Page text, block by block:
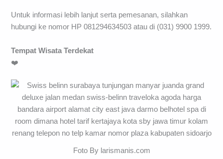
Untuk informasi lebih lanjut serta pemesanan, silahkan
hubungi ke nomor HP 081294634503 atau di (031) 9900 1999.
Tempat Wisata Terdekat
❤️
Foto By larismanis.com